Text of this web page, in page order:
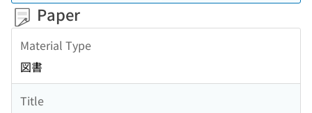
Paper
Material Type
図書
Title